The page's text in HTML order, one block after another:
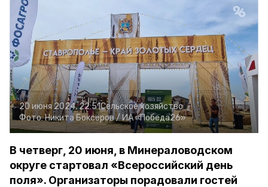
20 июня 2024, 22:51Сельское хозяйство
Фото:Никита Боксёров /ИА «Победа26»
В четверг, 20 июня, в Минераловодском
округе стартовал «Всероссийский день
поля». Организаторы порадовали гостей